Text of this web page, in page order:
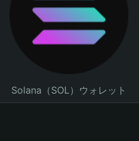
Solana（SOL）ウォレット